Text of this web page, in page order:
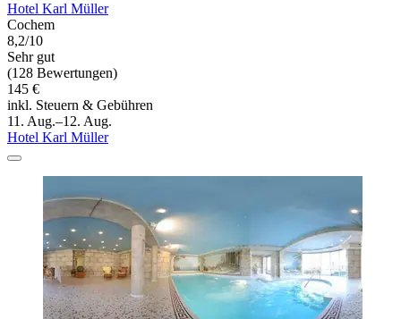
Hotel Karl Müller
Cochem
8,2/10
Sehr gut
(128 Bewertungen)
145 €
inkl. Steuern & Gebühren
11. Aug.–12. Aug.
Hotel Karl Müller